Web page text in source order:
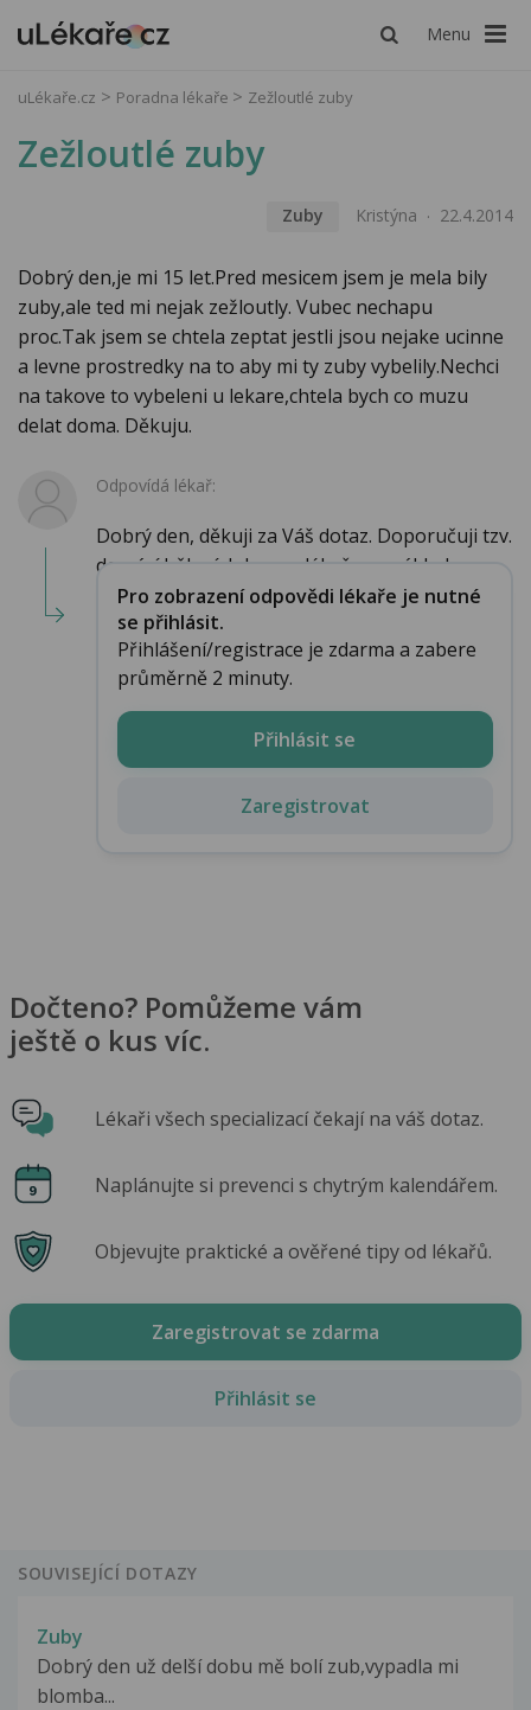
Menu
uLékaře.cz Poradna lékaře Zežloutlé zuby
Zežloutlé zuby
Zuby Kristýna 22.4.2014
Dobrý den,je mi 15 let.Pred mesicem jsem je mela bily
zuby,ale ted mi nejak zežloutly. Vubec nechapu
proc.Tak jsem se chtela zeptat jestli jsou nejake ucinne
a levne prostredky na to aby mi ty zuby vybelily.Nechci
na takove to vybeleni u lekare,chtela bych co muzu
delat doma. Děkuju.
Odpovídá lékař:
Dobrý den, děkuji za Váš dotaz. Doporučuji tzv.
domácí bělení, kdy se u lékaře na základ...
Pro zobrazení odpovědi lékaře je nutné
se přihlásit.
Přihlášení/registrace je zdarma a zabere
průměrně 2 minuty.
Přihlásit se
Zaregistrovat
Dočteno? Pomůžeme vám
ještě o kus víc.
Lékaři všech specializací čekají na váš dotaz.
Naplánujte si prevenci s chytrým kalendářem.
Objevujte praktické a ověřené tipy od lékařů.
Zaregistrovat se zdarma
Přihlásit se
SOUVISEJÍCÍ DOTAZY
Zuby
Dobrý den už delší dobu mě bolí zub,vypadla mi
blomba...